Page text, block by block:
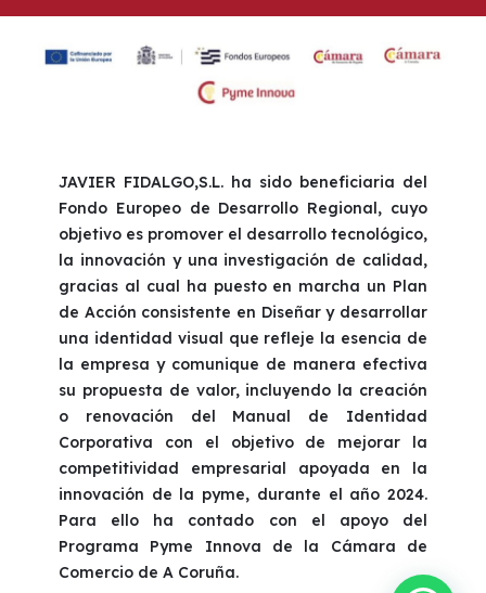
JAVIER FIDALGO,S.L. ha sido beneficiaria del
Fondo Europeo de Desarrollo Regional, cuyo
objetivo es promover el desarrollo tecnológico,
la innovación y una investigación de calidad,
gracias al cual ha puesto en marcha un Plan
de Acción consistente en Diseñar y desarrollar
una identidad visual que refleje la esencia de
la empresa y comunique de manera efectiva
su propuesta de valor, incluyendo la creación
o renovación del Manual de Identidad
Corporativa con el objetivo de mejorar la
competitividad empresarial apoyada en la
innovación de la pyme, durante el año 2024.
Para ello ha contado con el apoyo del
Programa Pyme Innova de la Cámara de
Comercio de A Coruña.